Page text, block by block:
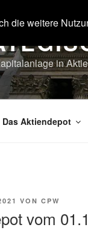
in
Das Aktiendepot
VON CPW
vom
die weitere